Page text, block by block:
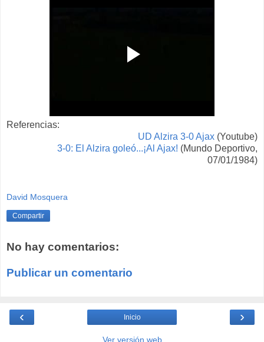
Referencias:
UD Alzira 3-0 Ajax (Youtube)
3-0: El Alzira goleó...¡Al Ajax! (Mundo Deportivo,
07/01/1984)
David Mosquera
Compartir
No hay comentarios:
Publicar un comentario
‹ ›
Inicio
Ver versión web